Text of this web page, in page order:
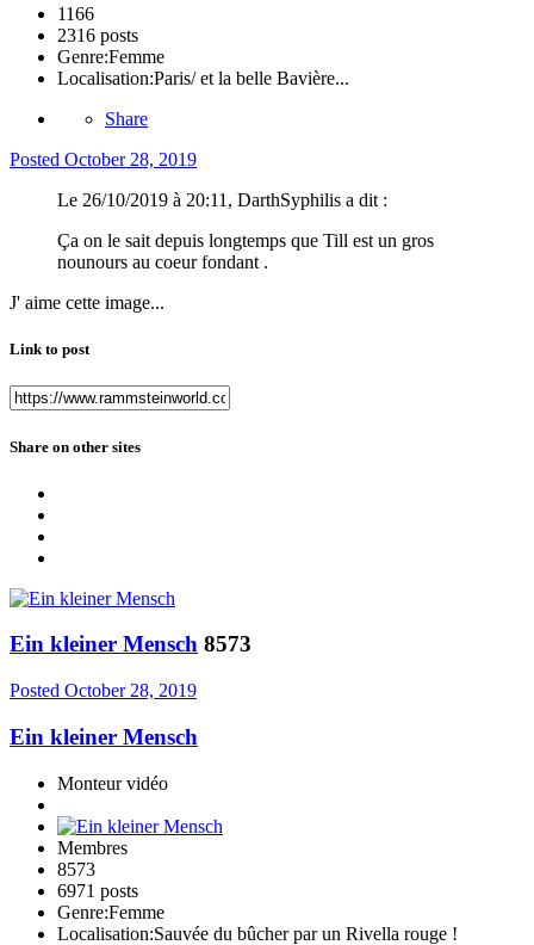
1166
2316 posts
Genre:Femme
Localisation:Paris/ et la belle Bavière...
Share
Posted October 28, 2019
Le 26/10/2019 à 20:11, DarthSyphilis a dit :
Ça on le sait depuis longtemps que Till est un gros
nounours au coeur fondant .
J' aime cette image...
Link to post
Share on other sites
Ein kleiner Mensch 8573
Posted October 28, 2019
Ein kleiner Mensch
Monteur vidéo
Membres
8573
6971 posts
Genre:Femme
Localisation:Sauvée du bûcher par un Rivella rouge !